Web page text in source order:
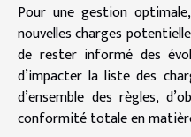
Pour une gestion
nouvelles charges
de rester informé des
d’impacter la liste des
d’ensemble des règles,
conformité totale en